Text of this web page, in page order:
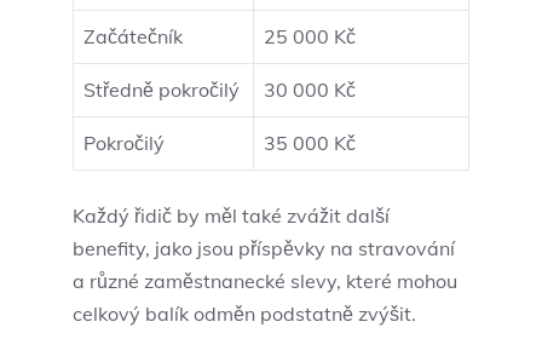
Začátečník 25 000 Kč
Středně pokročilý 30 000 Kč
Pokročilý 35 000 Kč
Každý řidič by měl také zvážit další
benefity, jako jsou příspěvky na stravování
a různé zaměstnanecké slevy, které mohou
celkový balík odměn podstatně zvýšit.